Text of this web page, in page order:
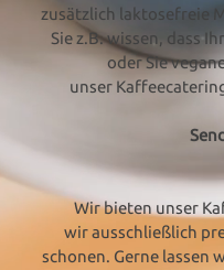
zusätzlich laktosefreie
Sie z.B. wissen, dass
oder Sie
unser
Wir bieten unser
wir ausschließlich
schonen. Gerne lassen